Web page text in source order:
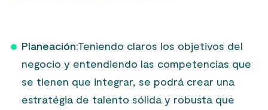
Planeación:Teniendo claros los objetivos del
negocio y entendiendo las competencias que
se tienen que integrar, se podrá crear una
estratégia de talento sólida y robusta que